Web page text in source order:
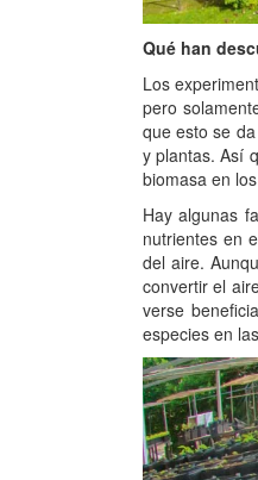
Qué han
Los
pero
que esto se
y plantas. Así
biomasa en
Hay algunas
nutrientes en
del aire.
convertir el
verse
especies en